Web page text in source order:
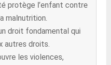
protège l’enfant contre
malnutrition.
droit fondamental qui
autres droits.
les violences,